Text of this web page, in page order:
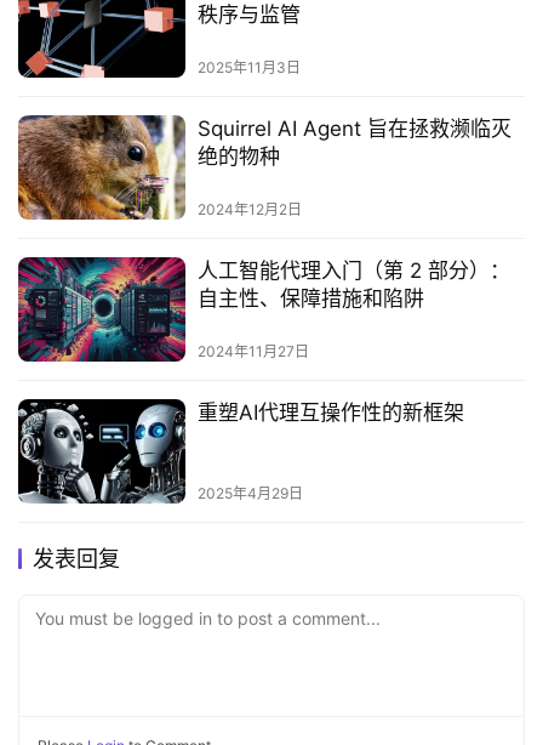
秩序与监管
2025年11月3日
Squirrel AI Agent 旨在拯救濒临灭
绝的物种
2024年12月2日
人工智能代理入门（第 2 部分）：
自主性、保障措施和陷阱
2024年11月27日
重塑AI代理互操作性的新框架‌
2025年4月29日
发表回复
You must be logged in to post a comment...